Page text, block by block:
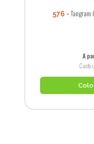
576
Tangram
A
Custo